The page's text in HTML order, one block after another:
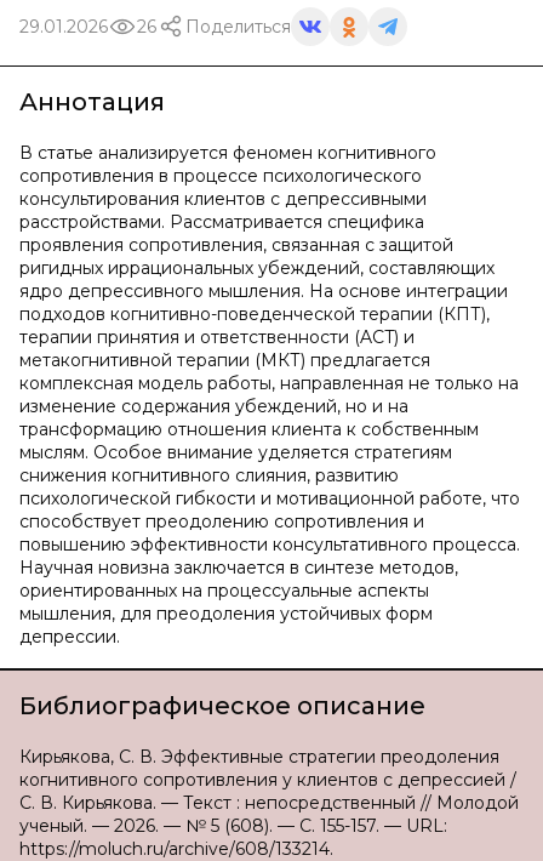
29.01.2026 26 Поделиться
Аннотация
В статье анализируется феномен когнитивного
сопротивления в процессе психологического
консультирования клиентов с депрессивными
расстройствами. Рассматривается специфика
проявления сопротивления, связанная с защитой
ригидных иррациональных убеждений, составляющих
ядро депрессивного мышления. На основе интеграции
подходов когнитивно-поведенческой терапии (КПТ),
терапии принятия и ответственности (ACT) и
метакогнитивной терапии (МКТ) предлагается
комплексная модель работы, направленная не только на
изменение содержания убеждений, но и на
трансформацию отношения клиента к собственным
мыслям. Особое внимание уделяется стратегиям
снижения когнитивного слияния, развитию
психологической гибкости и мотивационной работе, что
способствует преодолению сопротивления и
повышению эффективности консультативного процесса.
Научная новизна заключается в синтезе методов,
ориентированных на процессуальные аспекты
мышления, для преодоления устойчивых форм
депрессии.
Библиографическое описание
Кирьякова, С. В. Эффективные стратегии преодоления
когнитивного сопротивления у клиентов с депрессией /
С. В. Кирьякова. — Текст : непосредственный // Молодой
ученый. — 2026. — № 5 (608). — С. 155-157. — URL:
https://moluch.ru/archive/608/133214.